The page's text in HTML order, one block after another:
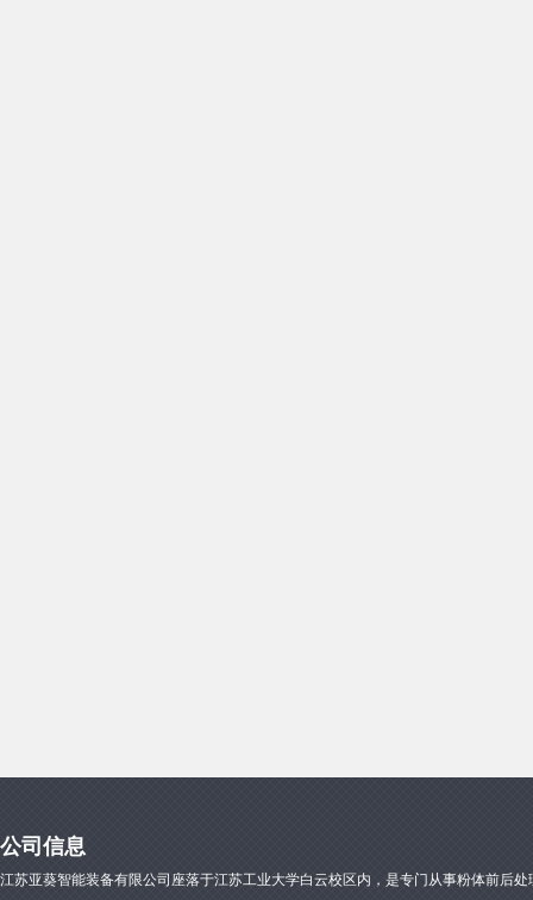
江苏亚葵智能装备有限公司座落于江苏工业大学白云校区内，是专门从事粉体前后处
公司信息